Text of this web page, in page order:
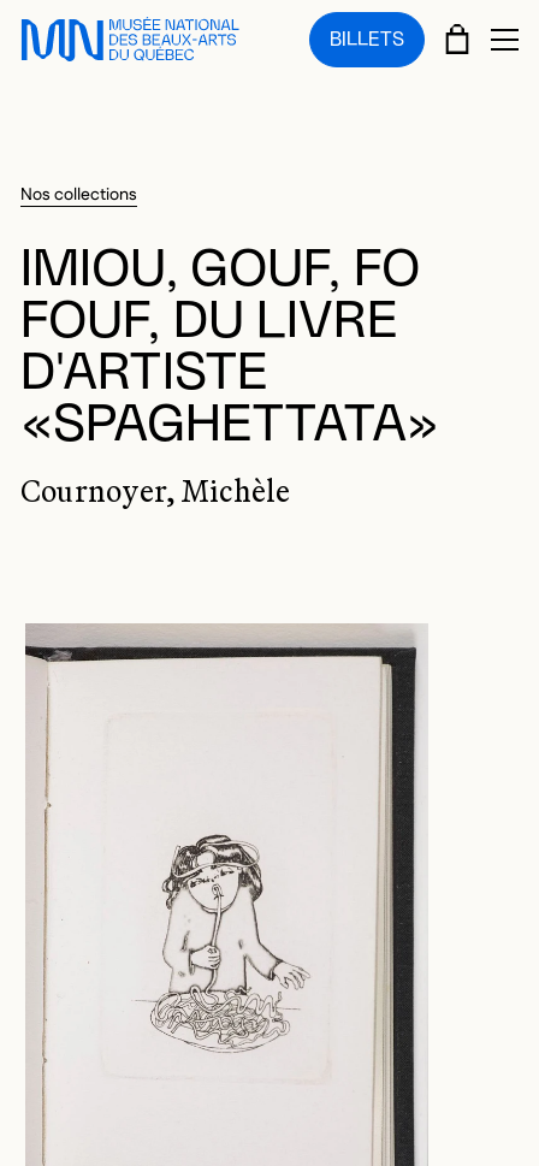
Sauter au menu principal
Sauter au contenu principal
Sauter au pied de page
BILLETS PANIER
Nos collections
IMIOU, GOUF, FO
FOUF, DU LIVRE
D'ARTISTE
«SPAGHETTATA»
Cournoyer, Michèle